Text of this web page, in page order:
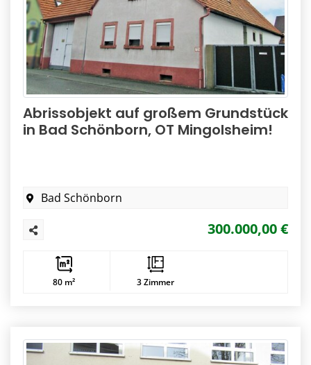
Abrissobjekt auf großem Grundstück
in Bad Schönborn, OT Mingolsheim!
Bad Schönborn
300.000,00 €
80 m² 3 Zimmer